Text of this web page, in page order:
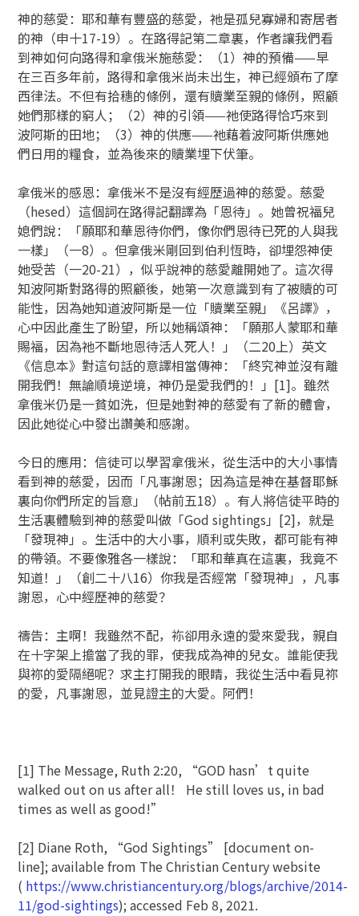
神的慈愛：耶和華有豐盛的慈愛，祂是孤兒寡婦和寄居者
的神（申十17-19）。在路得記第二章裏，作者讓我們看
到神如何向路得和拿俄米施慈愛：（1）神的預備——早
在三百多年前，路得和拿俄米尚未出生，神已經頒布了摩
西律法。不但有拾穗的條例，還有贖業至親的條例，照顧
她們那樣的窮人；（2）神的引領——祂使路得恰巧來到
波阿斯的田地；（3）神的供應——祂藉着波阿斯供應她
們日用的糧食，並為後來的贖業埋下伏筆。
拿俄米的感恩：拿俄米不是沒有經歷過神的慈愛。慈愛
（hesed）這個詞在路得記翻譯為「恩待」。她曾祝福兒
媳們說：「願耶和華恩待你們，像你們恩待已死的人與我
一樣」（一8）。但拿俄米剛回到伯利恆時，卻埋怨神使
她受苦（一20-21），似乎說神的慈愛離開她了。這次得
知波阿斯對路得的照顧後，她第一次意識到有了被贖的可
能性，因為她知道波阿斯是一位「贖業至親」《呂譯》，
心中因此產生了盼望，所以她稱頌神：「願那人蒙耶和華
賜福，因為祂不斷地恩待活人死人！」（二20上）英文
《信息本》對這句話的意譯相當傳神：「終究神並沒有離
開我們！無論順境逆境，神仍是愛我們的！」[1]。雖然
拿俄米仍是一貧如洗，但是她對神的慈愛有了新的體會，
因此她從心中發出讚美和感謝。
今日的應用：信徒可以學習拿俄米，從生活中的大小事情
看到神的慈愛，因而「凡事謝恩；因為這是神在基督耶穌
裏向你們所定的旨意」（帖前五18）。有人將信徒平時的
生活裏體驗到神的慈愛叫做「God sightings」[2]，就是
「發現神」。生活中的大小事，順利或失敗，都可能有神
的帶領。不要像雅各一樣說：「耶和華真在這裏，我竟不
知道！」（創二十八16）你我是否經常「發現神」，凡事
謝恩，心中經歷神的慈愛？
禱告：主啊！我雖然不配，袮卻用永遠的愛來愛我，親自
在十字架上擔當了我的罪，使我成為神的兒女。誰能使我
與祢的愛隔絕呢？求主打開我的眼睛，我從生活中看見祢
的愛，凡事謝恩，並見證主的大愛。阿們！
[1] The Message, Ruth 2:20, “GOD hasn’t quite
walked out on us after all！ He still loves us, in bad
times as well as good!”
[2] Diane Roth, “God Sightings” [document on-
line]; available from The Christian Century website
( https://www.christiancentury.org/blogs/archive/2014-
11/god-sightings); accessed Feb 8, 2021.